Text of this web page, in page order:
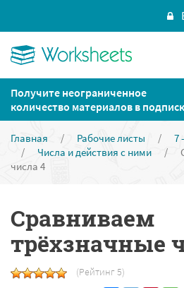
Получите неограниченное
количество материалов в
Главная / Рабочие листы / 7
/
Числа и действия с ними /
числа 4
Сравниваем
трёхзначные
(Рейтинг 5)